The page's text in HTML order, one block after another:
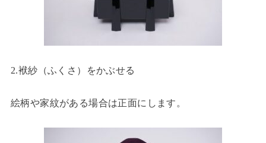
2.袱紗（ふくさ）をかぶせる
絵柄や家紋がある場合は正面にします。